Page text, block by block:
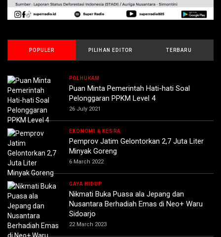
POPULER PILIHAN EDITOR TERBARU
POLHUKAM
Puan Minta Pemerintah Hati-hati Soal
Pelonggaran PPKM Level 4
26 July 2021
EKONOMI & KESRA
Pemprov Jatim Gelontorkan 2,7 Juta Liter
Minyak Goreng
6 March 2022
GAYA HIDUP
Nikmati Buka Puasa ala Jepang dan
Nusantara Berhadiah Emas di Neo+ Waru
Sidoarjo
22 March 2023